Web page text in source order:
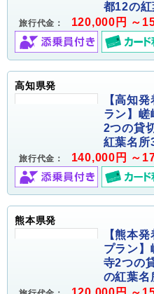
都12の
旅行代金： 120,000円 ～
高知県発
【高知
ラン】嵯
2つの貸
紅葉名所
旅行代金： 140,000円 ～
熊本県発
【熊本
プラン】
寺2つの
の紅葉名